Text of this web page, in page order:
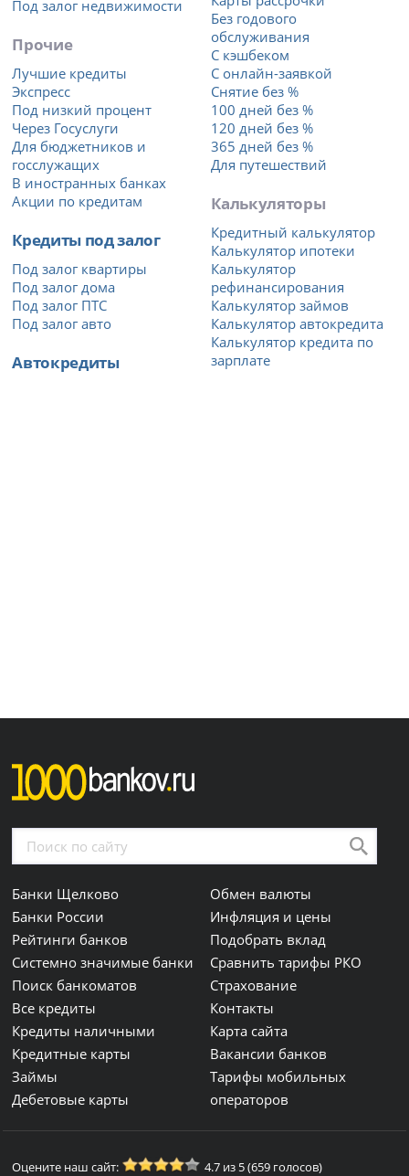
Под залог недвижимости
Прочие
Лучшие кредиты
Экспресс
Под низкий процент
Через Госуслуги
Для бюджетников и
госслужащих
В иностранных банках
Акции по кредитам
Кредиты под залог
Под залог квартиры
Под залог дома
Под залог ПТС
Под залог авто
Автокредиты
Без годового
обслуживания
С кэшбеком
С онлайн-заявкой
Снятие без %
100 дней без %
120 дней без %
365 дней без %
Для путешествий
Калькуляторы
Кредитный калькулятор
Калькулятор ипотеки
Калькулятор
рефинансирования
Калькулятор займов
Калькулятор автокредита
Калькулятор кредита по
зарплате
Банки Щелково
Банки России
Рейтинги банков
Системно значимые банки
Поиск банкоматов
Все кредиты
Кредиты наличными
Кредитные карты
Займы
Дебетовые карты
Обмен валюты
Инфляция и цены
Подобрать вклад
Сравнить тарифы РКО
Страхование
Контакты
Карта сайта
Вакансии банков
Тарифы мобильных
операторов
Оцените наш сайт: 4.7 из 5 (659 голосов)